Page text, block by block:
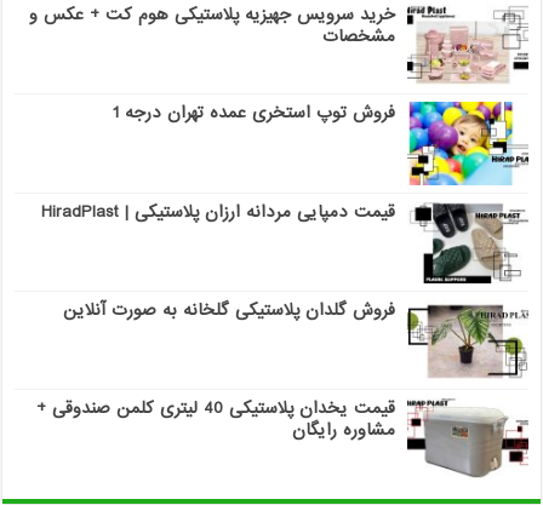
خرید سرویس جهیزیه پلاستیکی هوم کت + عکس و
مشخصات
فروش توپ استخری عمده تهران درجه 1
قیمت دمپایی مردانه ارزان پلاستیکی | HiradPlast
فروش گلدان پلاستیکی گلخانه به صورت آنلاین
قیمت یخدان پلاستیکی 40 لیتری کلمن صندوقی +
مشاوره رایگان